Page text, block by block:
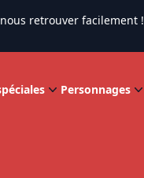
retrouver facilement !
Personnages